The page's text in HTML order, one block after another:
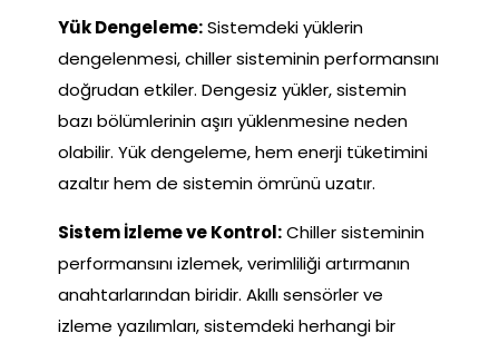
Yük Dengeleme:Sistemdeki yüklerin
dengelenmesi, chiller sisteminin performansını
doğrudan etkiler. Dengesiz yükler, sistemin
bazı bölümlerinin aşırı yüklenmesine neden
olabilir. Yük dengeleme, hem enerji tüketimini
azaltır hem de sistemin ömrünü uzatır.
Sistem İzleme ve Kontrol:Chiller sisteminin
performansını izlemek, verimliliği artırmanın
anahtarlarından biridir. Akıllı sensörler ve
izleme yazılımları, sistemdeki herhangi bir